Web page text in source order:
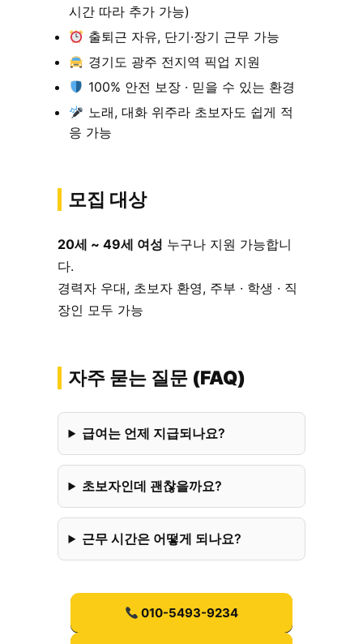
시간 따라 추가 가능)
출퇴근 자유, 단기·장기 근무 가능
경기도 광주 전지역 픽업 지원
100% 안전 보장 · 믿을 수 있는 환경
노래, 대화 위주라 초보자도 쉽게 적
응 가능
모집 대상
20세 ~ 49세 여성 누구나 지원 가능합니
다.
경력자 우대, 초보자 환영, 주부 · 학생 · 직
장인 모두 가능
자주 묻는 질문 (FAQ)
급여는 언제 지급되나요?
초보자인데 괜찮을까요?
근무 시간은 어떻게 되나요?
010-5493-9234